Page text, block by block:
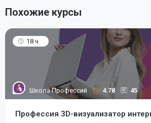
Похожие курсы
18 ч
Школа Профессий 4.78 45
Профессия 3D-визуализатор